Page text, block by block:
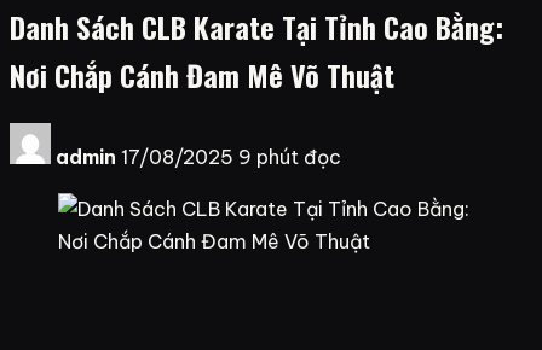
Danh Sách CLB Karate Tại Tỉnh Cao Bằng:
Nơi Chắp Cánh Đam Mê Võ Thuật
admin 17/08/2025 9 phút đọc